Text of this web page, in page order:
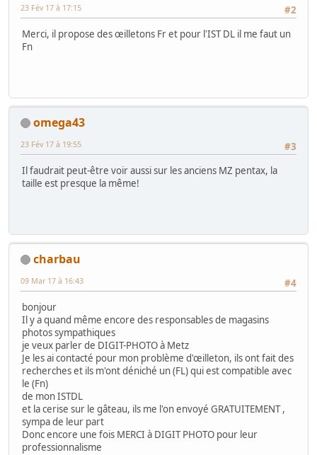
#2
23 Fév 17 à 17:15
Merci, il propose des œilletons Fr et pour l'IST DL il me faut un
Fn
omega43
#3
23 Fév 17 à 19:55
Il faudrait peut-être voir aussi sur les anciens MZ pentax, la
taille est presque la même!
charbau
#4
09 Mar 17 à 16:43
bonjour
Il y a quand même encore des responsables de magasins
photos sympathiques
je veux parler de DIGIT-PHOTO à Metz
Je les ai contacté pour mon problème d'œilleton, ils ont fait des
recherches et ils m'ont déniché un (FL) qui est compatible avec
le (Fn)
de mon ISTDL
et la cerise sur le gâteau, ils me l'on envoyé GRATUITEMENT ,
sympa de leur part
Donc encore une fois MERCI à DIGIT PHOTO pour leur
professionnalisme